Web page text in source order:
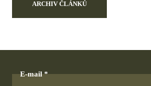
ARCHIV ČLÁNKŮ
E-mail